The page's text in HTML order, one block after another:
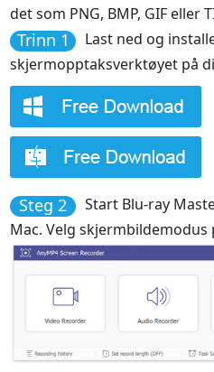
det som PNG, BMP, GIF eller
Trinn 1
Last ned og
skjermopptaksverktøyet på
Steg 2
Start Blu-ray
Mac. Velg